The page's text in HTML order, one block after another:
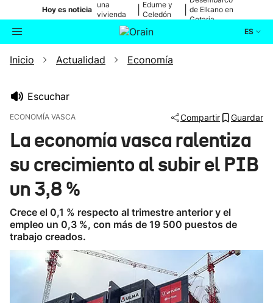
Hoy es noticia
una
vivienda
de Bilbao
Edurne y
Celedón
de Elkano en
Getaria
ES
Buscador Actualidad
Ikusmiran
Inicio Actualidad Economía
Escuchar
ECONOMÍA VASCA Compartir Guardar
La economía vasca ralentiza
su crecimiento al subir el PIB
un 3,8 %
Crece el 0,1 % respecto al trimestre anterior y el
empleo un 0,3 %, con más de 19 500 puestos de
trabajo creados.